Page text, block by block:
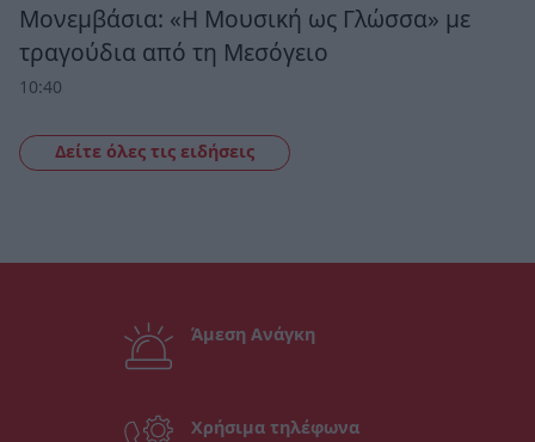
Μονεμβάσια: «Η Μουσική ως Γλώσσα» με
τραγούδια από τη Μεσόγειο
10:40
Δείτε όλες τις ειδήσεις
Άμεση Ανάγκη
Χρήσιμα τηλέφωνα